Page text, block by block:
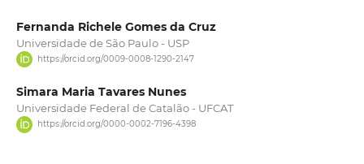
Fernanda Richele Gomes da Cruz
Universidade de São Paulo - USP
https://orcid.org/0009-0008-1290-2147
Simara Maria Tavares Nunes
Universidade Federal de Catalão - UFCAT
https://orcid.org/0000-0002-7196-4398